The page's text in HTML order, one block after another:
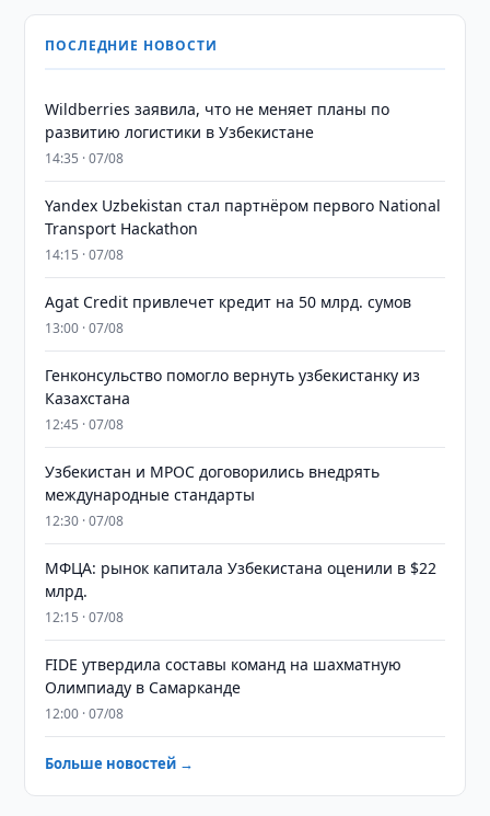
ПОСЛЕДНИЕ НОВОСТИ
Wildberries заявила, что не меняет планы по
развитию логистики в Узбекистане
14:35 · 07/08
Yandex Uzbekistan стал партнёром первого National
Transport Hackathon
14:15 · 07/08
Agat Credit привлечет кредит на 50 млрд. сумов
13:00 · 07/08
Генконсульство помогло вернуть узбекистанку из
Казахстана
12:45 · 07/08
Узбекистан и MPOC договорились внедрять
международные стандарты
12:30 · 07/08
МФЦА: рынок капитала Узбекистана оценили в $22
млрд.
12:15 · 07/08
FIDE утвердила составы команд на шахматную
Олимпиаду в Самарканде
12:00 · 07/08
Больше новостей →